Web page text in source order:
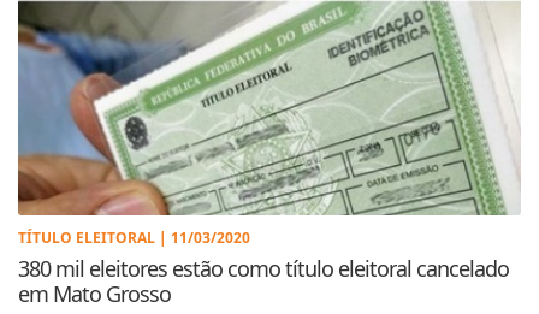
TÍTULO ELEITORAL | 11/03/2020
380 mil eleitores estão como título eleitoral cancelado
em Mato Grosso